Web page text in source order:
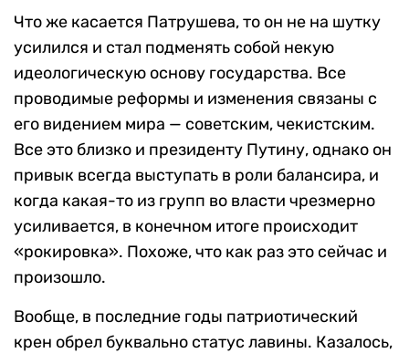
Что же касается Патрушева, то он не на шутку
усилился и стал подменять собой некую
идеологическую основу государства. Все
проводимые реформы и изменения связаны с
его видением мира — советским, чекистским.
Все это близко и президенту Путину, однако он
привык всегда выступать в роли балансира, и
когда какая-то из групп во власти чрезмерно
усиливается, в конечном итоге происходит
«рокировка». Похоже, что как раз это сейчас и
произошло.
Вообще, в последние годы патриотический
крен обрел буквально статус лавины. Казалось,